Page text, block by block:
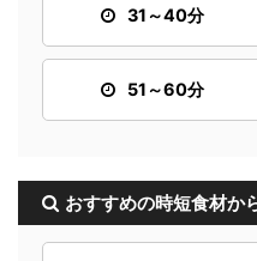
31～40分
51～60分
おすすめの時短食材か